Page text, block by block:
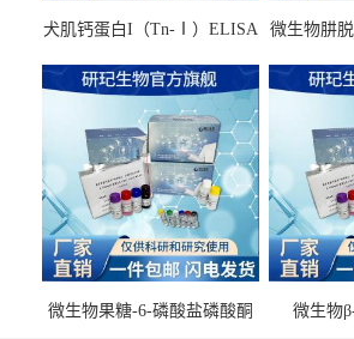
犬肌钙蛋白I（Tn-Ⅰ）ELISA
微生物肼
微生物果糖-6-磷酸盐磷酸酮
微生物